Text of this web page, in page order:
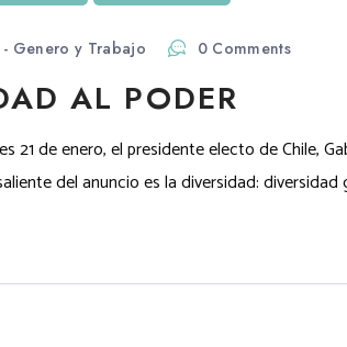
Genero y Trabajo 0 Comments
AL PODER
21 de enero, el presidente electo de Chile,
del anuncio es la diversidad: